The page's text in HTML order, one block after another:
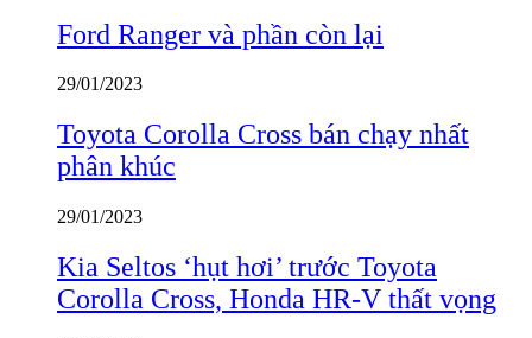
Ford Ranger và phần còn lại
29/01/2023
Toyota Corolla Cross bán chạy nhất
phân khúc
29/01/2023
Kia Seltos ‘hụt hơi’ trước Toyota
Corolla Cross, Honda HR-V thất vọng